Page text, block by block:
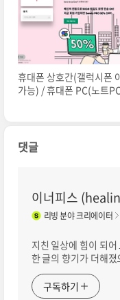
휴대폰 상호간(갤럭시폰
가능) / 휴대폰 PC(노트
댓글
이너피스
리빙분야 크리에이터
지친 일상에 힘이 되
한 글의 향기가 더해
구독하기